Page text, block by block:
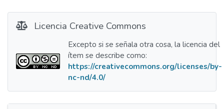
Licencia Creative Commons
Excepto si se señala otra cosa, la licencia del
ítem se describe como:
https://creativecommons.org/licenses/by-
nc-nd/4.0/